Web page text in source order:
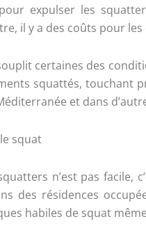
expulser les
il y a des coûts pour
certaines des
squattés, touchant
et dans
squat
n’est pas facile,
des résidences
habiles de squat